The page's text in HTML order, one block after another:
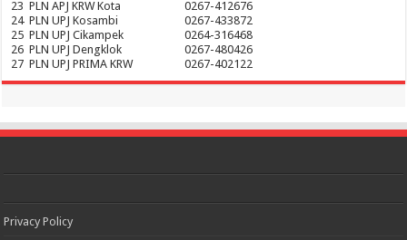
23 PLN APJ KRW Kota
0267-412676
24 PLN UPJ Kosambi
0267-433872
25 PLN UPJ Cikampek
0264-316468
26 PLN UPJ Dengklok
0267-480426
27 PLN UPJ PRIMA KRW 0267-402122
Privacy Policy